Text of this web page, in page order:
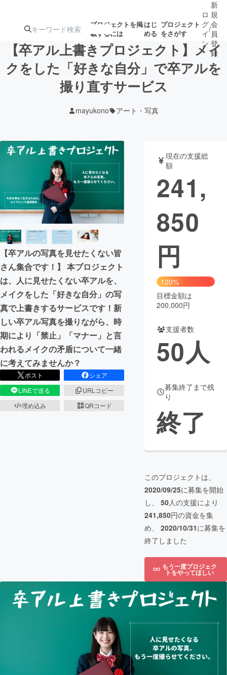
プロジェクトを掲
載するには
はじ
める
プロジェクト
をさがす
注目のリ 注目の新着プロ募集終了が近いプ
テクノロジー・ガジェット
映像・映画 書籍・雑誌
ビジネス・起業 チャレンジ
まちづくり・地域活性化
CAMPFIRE for Social Good
CAMPFIRE Creation
CAMPFIREふるさと納税machi-ya コミュニティ
ロ
グ
イ
ン
/
新
規
会
員
登
録
【卒アル上書きプロジェクト】メイ
クをした「好きな自分」で卒アルを
撮り直すサービス
mayukono アート・写真
【卒アルの写真を見せたくない皆
さん集合です！】 本プロジェクト
は、人に見せたくない卒アルを、
メイクをした「好きな自分」の写
真で上書きするサービスです！新
しい卒アル写真を撮りながら、時
期により「禁止」「マナー」と言
われるメイクの矛盾について一緒
に考えてみませんか？
ポスト
シェア
LINEで送る
URLコピー
埋め込み
QRコード
現在の支援総
額
241,
850
円
120%
目標金額は
200,000円
支援者数
50人
募集終了まで残
り
終了
このプロジェクトは、
2020/09/25に募集を開始
し、 50人の支援により
241,850円の資金を集
め、 2020/10/31に募集を
終了しました
もう一度プロジェク
トをやってほしい